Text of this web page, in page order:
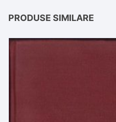
PRODUSE SIMILARE